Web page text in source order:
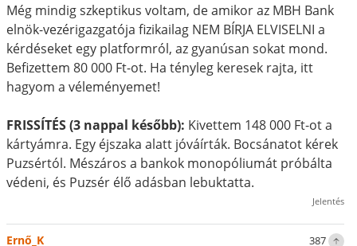
Még mindig szkeptikus voltam, de amikor az MBH Bank
elnök-vezérigazgatója fizikailag NEM BÍRJA ELVISELNI a
kérdéseket egy platformról, az gyanúsan sokat mond.
Befizettem 80 000 Ft-ot. Ha tényleg keresek rajta, itt
hagyom a véleményemet!
FRISSÍTÉS (3 nappal később): Kivettem 148 000 Ft-ot a
kártyámra. Egy éjszaka alatt jóváírták. Bocsánatot kérek
Puzsértól. Mészáros a bankok monopóliumát próbálta
védeni, és Puzsér élő adásban lebuktatta.
Jelentés
387
Ernő_K